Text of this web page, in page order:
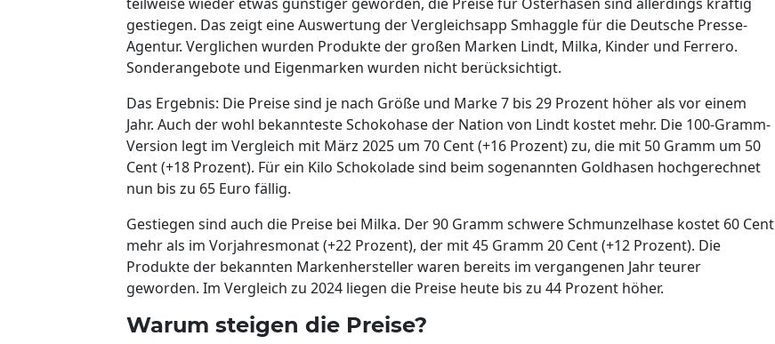
gestiegen. Das zeigt eine Auswertung der Vergleichsapp Smhaggle für die Deutsche Presse-
Agentur. Verglichen wurden Produkte der großen Marken Lindt, Milka, Kinder und Ferrero.
Sonderangebote und Eigenmarken wurden nicht berücksichtigt.
Das Ergebnis: Die Preise sind je nach Größe und Marke 7 bis 29 Prozent höher als vor einem
Jahr. Auch der wohl bekannteste Schokohase der Nation von Lindt kostet mehr. Die 100-Gramm-
Version legt im Vergleich mit März 2025 um 70 Cent (+16 Prozent) zu, die mit 50 Gramm um 50
Cent (+18 Prozent). Für ein Kilo Schokolade sind beim sogenannten Goldhasen hochgerechnet
nun bis zu 65 Euro fällig.
Gestiegen sind auch die Preise bei Milka. Der 90 Gramm schwere Schmunzelhase kostet 60 Cent
mehr als im Vorjahresmonat (+22 Prozent), der mit 45 Gramm 20 Cent (+12 Prozent). Die
Produkte der bekannten Markenhersteller waren bereits im vergangenen Jahr teurer
geworden. Im Vergleich zu 2024 liegen die Preise heute bis zu 44 Prozent höher.
Warum steigen die Preise?